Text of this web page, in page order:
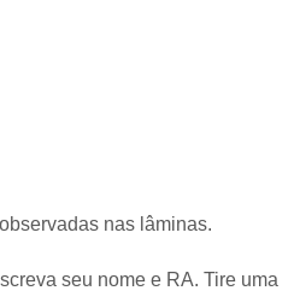
nas lâminas.
seu nome e RA. Tire uma